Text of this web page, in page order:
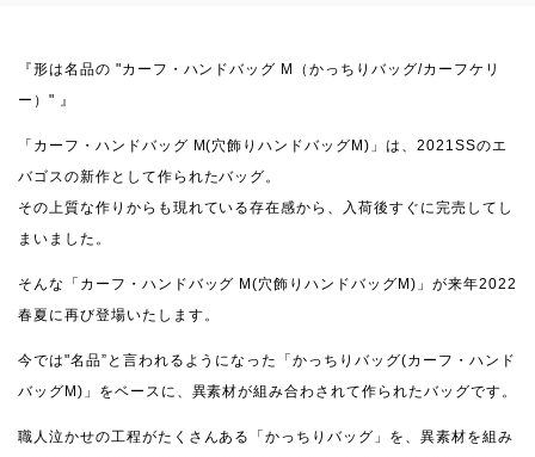
『形は名品の "カーフ・ハンドバッグ M（かっちりバッグ/カーフケリ
ー）" 』
「カーフ・ハンドバッグ M(穴飾りハンドバッグM)」は、2021SSのエ
バゴスの新作として作られたバッグ。
その上質な作りからも現れている存在感から、入荷後すぐに完売してし
まいました。
そんな「カーフ・ハンドバッグ M(穴飾りハンドバッグM)」が来年2022
春夏に再び登場いたします。
今では"名品”と言われるようになった「かっちりバッグ(カーフ・ハンド
バッグM)」をベースに、異素材が組み合わされて作られたバッグです。
職人泣かせの工程がたくさんある「かっちりバッグ」を、異素材を組み